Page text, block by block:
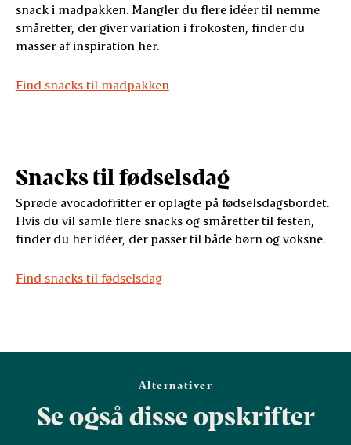
snack i madpakken. Mangler du flere idéer til nemme
småretter, der giver variation i frokosten, finder du
masser af inspiration her.
Find snacks til madpakken
Snacks til fødselsdag
Sprøde avocadofritter er oplagte på fødselsdagsbordet.
Hvis du vil samle flere snacks og småretter til festen,
finder du her idéer, der passer til både børn og voksne.
Find snacks til fødselsdag
Alternativer
Se også disse opskrifter